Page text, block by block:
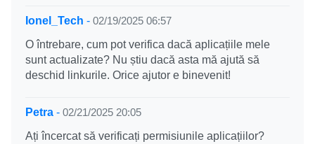
Ionel_Tech - 02/19/2025 06:57
O întrebare, cum pot verifica dacă aplicațiile mele
sunt actualizate? Nu știu dacă asta mă ajută să
deschid linkurile. Orice ajutor e binevenit!
Petra - 02/21/2025 20:05
Ați încercat să verificați permisiunile aplicațiilor?